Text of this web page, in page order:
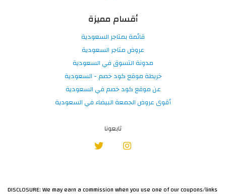
أقسام مميزة
قائمة بمتاجر السعودية
عروض متاجر السعودية
مدونة التسوق في السعودية
خريطة موقع كود خصم - السعودية
عن موقع كود خصم في السعودية
أقوى عروض الجمعة البيضاء في السعودية
تابعونا
DISCLOSURE: We may earn a commission when you use one of our coupons/links